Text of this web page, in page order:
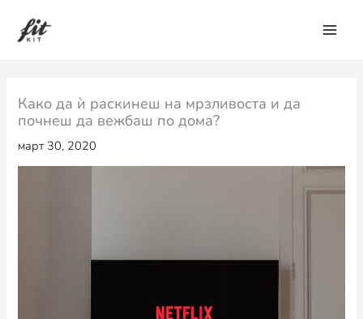
content
Како да ѝ раскинеш на мрзливоста и да
почнеш да вежбаш по дома?
март 30, 2020